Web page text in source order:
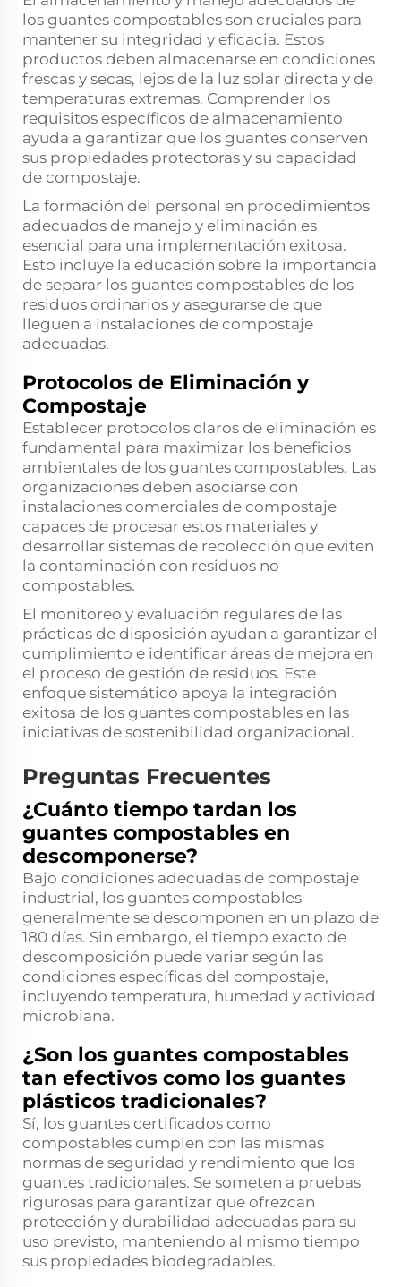
los guantes compostables son cruciales para
mantener su integridad y eficacia. Estos
productos deben almacenarse en condiciones
frescas y secas, lejos de la luz solar directa y de
temperaturas extremas. Comprender los
requisitos específicos de almacenamiento
ayuda a garantizar que los guantes conserven
sus propiedades protectoras y su capacidad
de compostaje.
La formación del personal en procedimientos
adecuados de manejo y eliminación es
esencial para una implementación exitosa.
Esto incluye la educación sobre la importancia
de separar los guantes compostables de los
residuos ordinarios y asegurarse de que
lleguen a instalaciones de compostaje
adecuadas.
Protocolos de Eliminación y
Compostaje
Establecer protocolos claros de eliminación es
fundamental para maximizar los beneficios
ambientales de los guantes compostables. Las
organizaciones deben asociarse con
instalaciones comerciales de compostaje
capaces de procesar estos materiales y
desarrollar sistemas de recolección que eviten
la contaminación con residuos no
compostables.
El monitoreo y evaluación regulares de las
prácticas de disposición ayudan a garantizar el
cumplimiento e identificar áreas de mejora en
el proceso de gestión de residuos. Este
enfoque sistemático apoya la integración
exitosa de los guantes compostables en las
iniciativas de sostenibilidad organizacional.
Preguntas Frecuentes
¿Cuánto tiempo tardan los
guantes compostables en
descomponerse?
Bajo condiciones adecuadas de compostaje
industrial, los guantes compostables
generalmente se descomponen en un plazo de
180 días. Sin embargo, el tiempo exacto de
descomposición puede variar según las
condiciones específicas del compostaje,
incluyendo temperatura, humedad y actividad
microbiana.
¿Son los guantes compostables
tan efectivos como los guantes
plásticos tradicionales?
Sí, los guantes certificados como
compostables cumplen con las mismas
normas de seguridad y rendimiento que los
guantes tradicionales. Se someten a pruebas
rigurosas para garantizar que ofrezcan
protección y durabilidad adecuadas para su
uso previsto, manteniendo al mismo tiempo
sus propiedades biodegradables.